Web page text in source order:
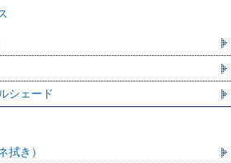
シェード
拭き）